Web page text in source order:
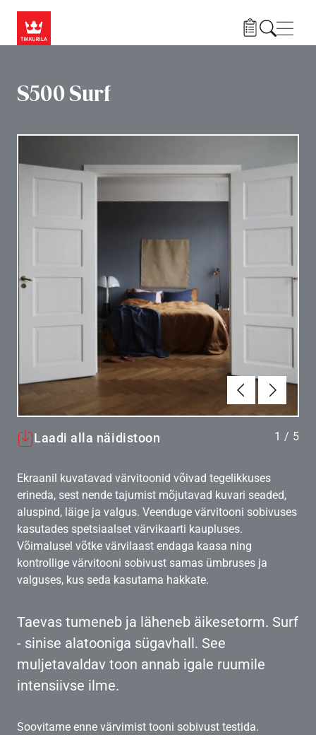
S500 Surf
Eelmine
Laadi alla näidistoon 1 / 5
Ekraanil kuvatavad värvitoonid võivad tegelikkuses
erineda, sest nende tajumist mõjutavad kuvari seaded,
aluspind, läige ja valgus. Veenduge värvitooni sobivuses
kasutades spetsiaalset värvikaarti kaupluses.
Võimalusel võtke värvilaast endaga kaasa ning
kontrollige värvitooni sobivust samas ümbruses ja
valguses, kus seda kasutama hakkate.
Taevas tumeneb ja läheneb äikesetorm. Surf
- sinise alatooniga sügavhall. See
muljetavaldav toon annab igale ruumile
intensiivse ilme.
Soovitame enne värvimist tooni sobivust testida.